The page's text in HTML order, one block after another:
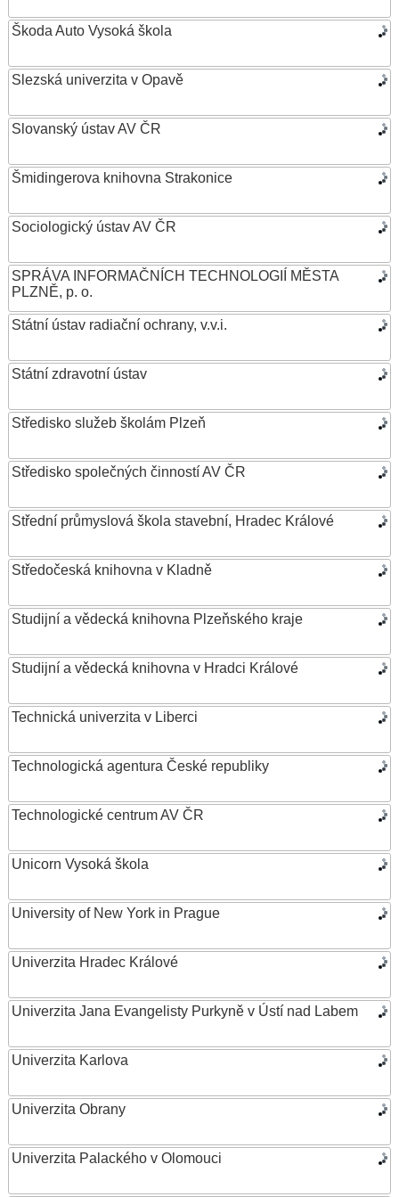
Škoda Auto Vysoká škola
Slezská univerzita v Opavě
Slovanský ústav AV ČR
Šmidingerova knihovna Strakonice
Sociologický ústav AV ČR
SPRÁVA INFORMAČNÍCH TECHNOLOGIÍ MĚSTA
PLZNĚ, p. o.
Státní ústav radiační ochrany, v.v.i.
Státní zdravotní ústav
Středisko služeb školám Plzeň
Středisko společných činností AV ČR
Střední průmyslová škola stavební, Hradec Králové
Středočeská knihovna v Kladně
Studijní a vědecká knihovna Plzeňského kraje
Studijní a vědecká knihovna v Hradci Králové
Technická univerzita v Liberci
Technologická agentura České republiky
Technologické centrum AV ČR
Unicorn Vysoká škola
University of New York in Prague
Univerzita Hradec Králové
Univerzita Jana Evangelisty Purkyně v Ústí nad Labem
Univerzita Karlova
Univerzita Obrany
Univerzita Palackého v Olomouci